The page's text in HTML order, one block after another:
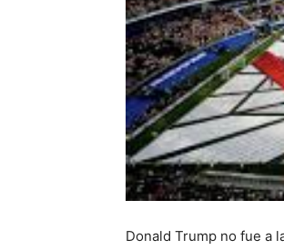
Donald Trump no fue a